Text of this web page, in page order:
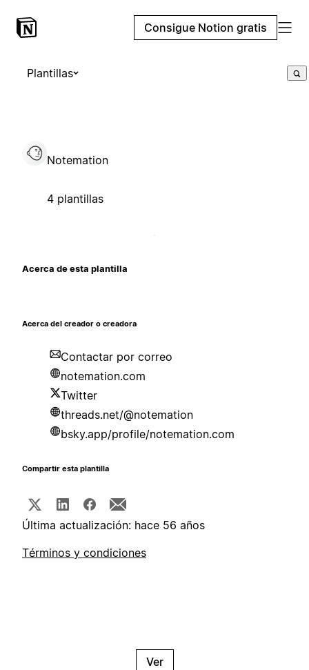
Consigue Notion gratis
Plantillas
Notemation
4 plantillas
Acerca de esta plantilla
Acerca del creador o creadora
Contactar por correo
notemation.com
Twitter
threads.net/@notemation
bsky.app/profile/notemation.com
Compartir esta plantilla
Última actualización: hace 56 años
Términos y condiciones
Ver